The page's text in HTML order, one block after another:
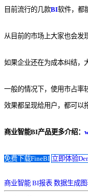
目前流行的几款BI软件，都
从目前的市场上大家也会发
如果企业还在为成本纠结，
一般的情况下，使用市占率
效果都呈现给用户，都可以
商业智能BI产品更多介绍：
免费下载FineBI 立即体验
商业智能 BI报表 数据生成